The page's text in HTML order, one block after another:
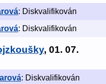
: Diskvalifikován
: Diskvalifikován
, 01. 07.
: Diskvalifikován